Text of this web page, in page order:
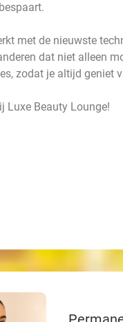
met de nieuwste
dat niet alleen
zodat je altijd geniet
Luxe Beauty Lounge!